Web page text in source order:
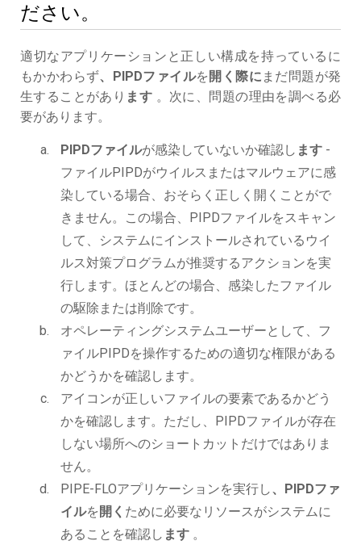
ださい。
適切なアプリケーションと正しい構成を持っているに
もかかわらず、PIPDファイルを 開く際に まだ問題が発
生することがあり ます 。次に、問題の理由を調べる必
要があります。
PIPDファイルが感染していないか確認し ます -
ファイルPIPDがウイルスまたはマルウェアに感
染している場合、おそらく正しく開くことがで
きません。この場合、PIPDファイルをスキャン
して、システムにインストールされているウイ
ルス対策プログラムが推奨するアクションを実
行します。ほとんどの場合、感染したファイル
の駆除または削除です。
オペレーティングシステムユーザーとして、フ
ァイルPIPDを操作するための適切な権限がある
かどうかを確認します。
アイコンが正しいファイルの要素であるかどう
かを確認します。ただし、PIPDファイルが存在
しない場所へのショートカットだけではありま
せん。
PIPE-FLOアプリケーションを実行し、PIPDファ
イルを 開く ために必要なリソースがシステムに
あることを確認し ます 。